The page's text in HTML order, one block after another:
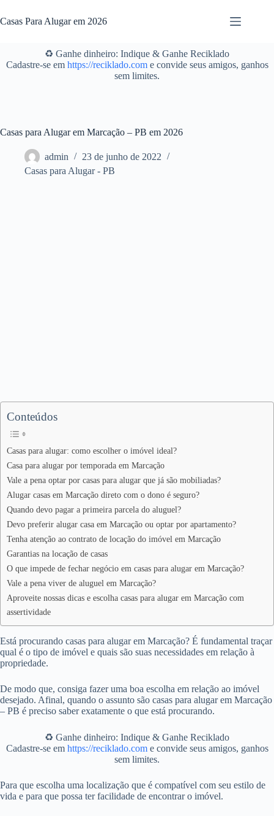
para
o
Casas Para Alugar em 2026
♻️ Ganhe dinheiro: Indique & Ganhe Reciklado
Cadastre-se em https://reciklado.come convide seus amigos, ganhos
sem limites.
Casas para Alugar em Marcação – PB em 2026
admin
23 de junho de 2022
Casas para Alugar - PB
Conteúdos
Casas para alugar: como escolher o imóvel ideal?
Casa para alugar por temporada em Marcação
Vale a pena optar por casas para alugar que já são mobiliadas?
Alugar casas em Marcação direto com o dono é seguro?
Quando devo pagar a primeira parcela do aluguel?
Devo preferir alugar casa em Marcação ou optar por apartamento?
Tenha atenção ao contrato de locação do imóvel em Marcação
Garantias na locação de casas
O que impede de fechar negócio em casas para alugar em Marcação?
Vale a pena viver de aluguel em Marcação?
Aproveite nossas dicas e escolha casas para alugar em Marcação com
assertividade
Está procurando casas para alugar em Marcação? É fundamental traçar
qual é o tipo de imóvel e quais são suas necessidades em relação à
propriedade.
De modo que, consiga fazer uma boa escolha em relação ao imóvel
desejado. Afinal, quando o assunto são casas para alugar em Marcação
– PB é preciso saber exatamente o que está procurando.
♻️ Ganhe dinheiro: Indique & Ganhe Reciklado
Cadastre-se em https://reciklado.come convide seus amigos, ganhos
sem limites.
Para que escolha uma localização que é compatível com seu estilo de
vida e para que possa ter facilidade de encontrar o imóvel.